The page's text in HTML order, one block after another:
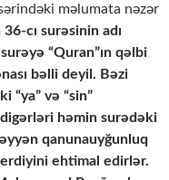
məlumata nəzər
cı surəsinin adı
“Quran”ın qəlbi
bəlli deyil. Bəzi
“ya” və “sin”
həmin surədəki
qanunauyğunluq
ehtimal edirlər.